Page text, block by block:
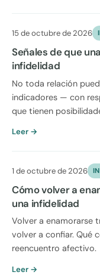
15 de octubre de 2026
Señales de que
infidelidad
No toda relación
indicadores — con
que tienen
Leer →
1 de octubre de 2026
Cómo volver a
una infidelidad
Volver a enamorarse
volver a confiar. Qué
reencuentro afectivo.
Leer →